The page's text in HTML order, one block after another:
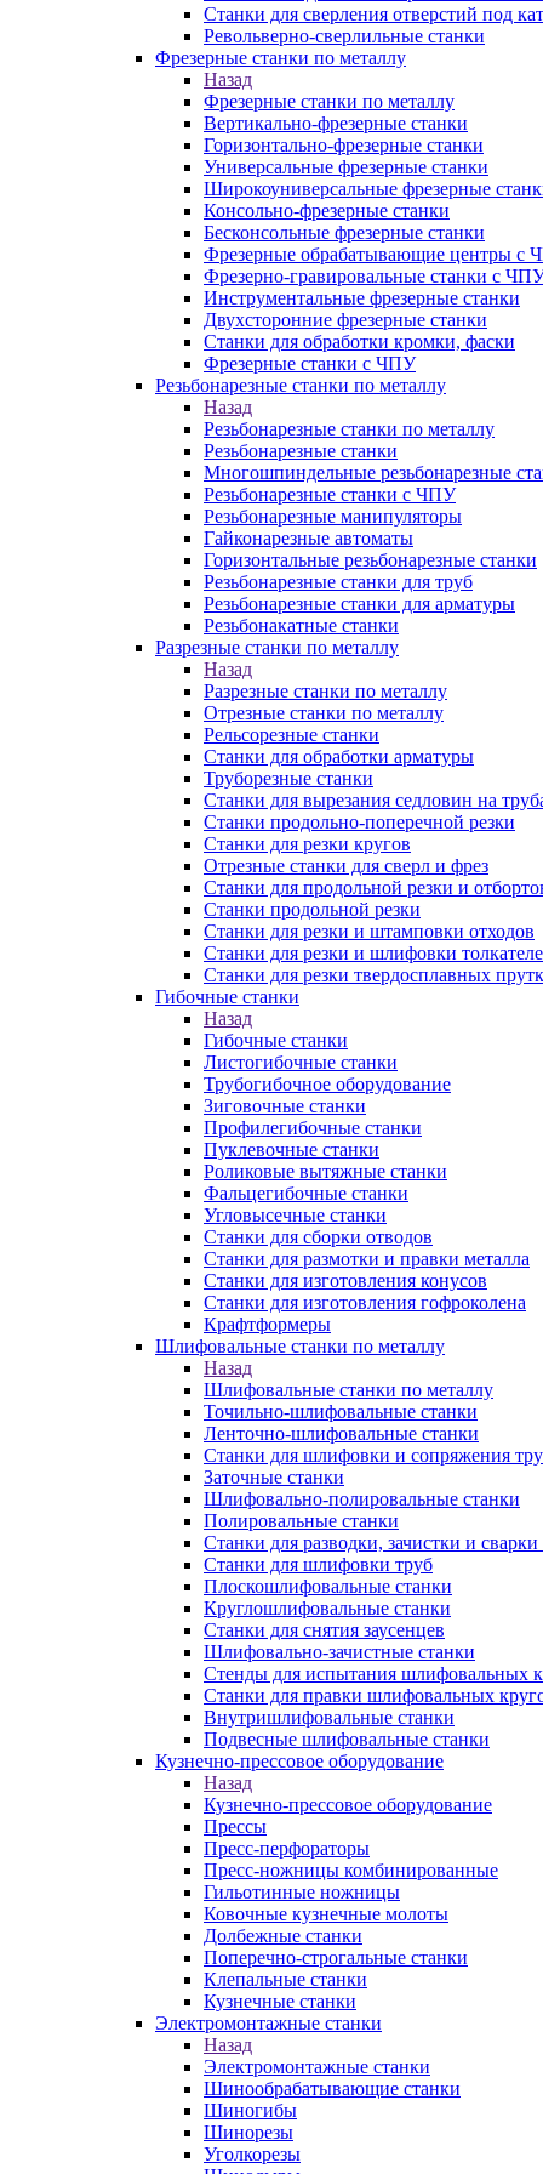
Станки для сверления отверстий под
Револьверно-сверлильные станки
Фрезерные станки по металлу
Назад
Фрезерные станки по металлу
Вертикально-фрезерные станки
Горизонтально-фрезерные станки
Универсальные фрезерные станки
Широкоуниверсальные фрезерные
Консольно-фрезерные станки
Бесконсольные фрезерные станки
Фрезерные обрабатывающие центры с
Фрезерно-гравировальные станки с
Инструментальные фрезерные станки
Двухсторонние фрезерные станки
Станки для обработки кромки, фаски
Фрезерные станки с ЧПУ
Резьбонарезные станки по металлу
Назад
Резьбонарезные станки по металлу
Резьбонарезные станки
Многошпиндельные резьбонарезные
Резьбонарезные станки с ЧПУ
Резьбонарезные манипуляторы
Гайконарезные автоматы
Горизонтальные резьбонарезные станки
Резьбонарезные станки для труб
Резьбонарезные станки для арматуры
Резьбонакатные станки
Разрезные станки по металлу
Назад
Разрезные станки по металлу
Отрезные станки по металлу
Рельсорезные станки
Станки для обработки арматуры
Труборезные станки
Станки для вырезания седловин на
Станки продольно-поперечной резки
Станки для резки кругов
Отрезные станки для сверл и фрез
Станки для продольной резки и
Станки продольной резки
Станки для резки и штамповки отходов
Станки для резки и шлифовки
Станки для резки твердосплавных
Гибочные станки
Назад
Гибочные станки
Листогибочные станки
Трубогибочное оборудование
Зиговочные станки
Профилегибочные станки
Пуклевочные станки
Роликовые вытяжные станки
Фальцегибочные станки
Угловысечные станки
Станки для сборки отводов
Станки для размотки и правки металла
Станки для изготовления конусов
Станки для изготовления гофроколена
Крафтформеры
Шлифовальные станки по металлу
Назад
Шлифовальные станки по металлу
Точильно-шлифовальные станки
Ленточно-шлифовальные станки
Станки для шлифовки и сопряжения
Заточные станки
Шлифовально-полировальные станки
Полировальные станки
Станки для разводки, зачистки и сварки
Станки для шлифовки труб
Плоскошлифовальные станки
Круглошлифовальные станки
Станки для снятия заусенцев
Шлифовально-зачистные станки
Стенды для испытания шлифовальных
Станки для правки шлифовальных
Внутришлифовальные станки
Подвесные шлифовальные станки
Кузнечно-прессовое оборудование
Назад
Кузнечно-прессовое оборудование
Прессы
Пресс-перфораторы
Пресс-ножницы комбинированные
Гильотинные ножницы
Ковочные кузнечные молоты
Долбежные станки
Поперечно-строгальные станки
Клепальные станки
Кузнечные станки
Электромонтажные станки
Назад
Электромонтажные станки
Шинообрабатывающие станки
Шиногибы
Шинорезы
Уголкорезы